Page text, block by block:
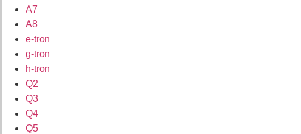
A7
A8
e-tron
g-tron
h-tron
Q2
Q3
Q4
Q5